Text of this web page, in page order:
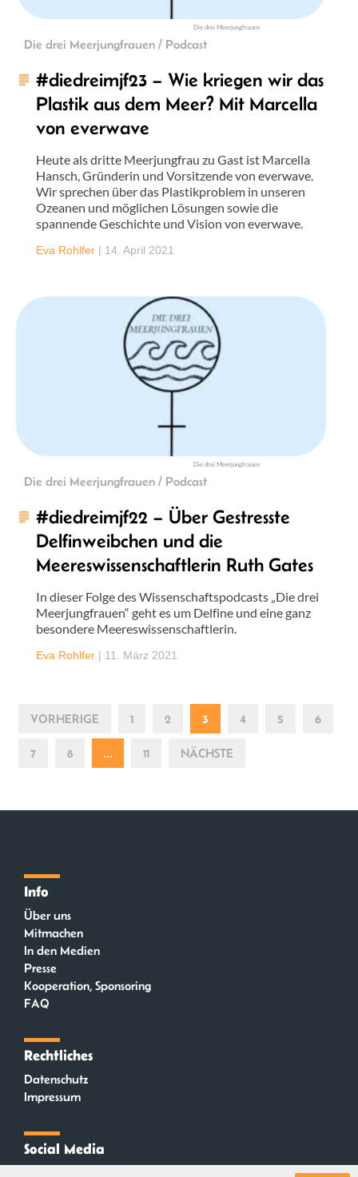
Die drei Meerjungfrauen
Die drei Meerjungfrauen / Podcast
#diedreimjf23 – Wie kriegen wir das
Plastik aus dem Meer? Mit Marcella
von everwave
Heute als dritte Meerjungfrau zu Gast ist Marcella
Hansch, Gründerin und Vorsitzende von everwave.
Wir sprechen über das Plastikproblem in unseren
Ozeanen und möglichen Lösungen sowie die
spannende Geschichte und Vision von everwave.
Eva Rohlfer | 14. April 2021
Die drei Meerjungfrauen
Die drei Meerjungfrauen / Podcast
#diedreimjf22 – Über Gestresste
Delfinweibchen und die
Meereswissenschaftlerin Ruth Gates
In dieser Folge des Wissenschaftspodcasts „Die drei
Meerjungfrauen“ geht es um Delfine und eine ganz
besondere Meereswissenschaftlerin.
Eva Rohlfer | 11. März 2021
VORHERIGE 1 2 3 4 5 6
7 8 … 11 NÄCHSTE
Info
Über uns
Mitmachen
In den Medien
Presse
Kooperation, Sponsoring
FAQ
Rechtliches
Datenschutz
Impressum
Social Media